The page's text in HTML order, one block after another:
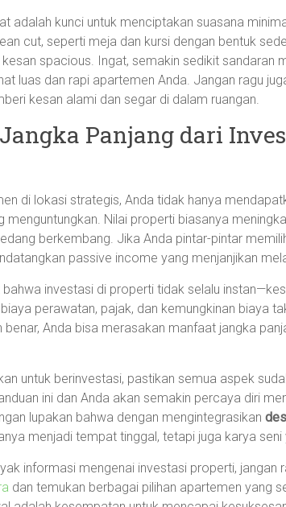
adalah kunci untuk menciptakan suasana
cut, seperti meja dan kursi dengan bentuk
spacious. Ingat, semakin sedikit sandaran
luas dan rapi apartemen Anda. Jangan ragu
kesan alami dan segar di dalam ruangan.
Panjang dari
di lokasi strategis, Anda tidak hanya
menguntungkan. Nilai properti biasanya
berkembang. Jika Anda pintar-pintar
passive income yang menjanjikan
investasi di properti tidak selalu
perawatan, pajak, dan kemungkinan biaya
benar, Anda bisa merasakan manfaat jangka
untuk berinvestasi, pastikan semua aspek
ini dan Anda akan semakin percaya diri
lupakan bahwa dengan mengintegrasikan
menjadi tempat tinggal, tetapi juga karya
informasi mengenai investasi properti, jangan
dan temukan berbagai pilihan apartemen yang